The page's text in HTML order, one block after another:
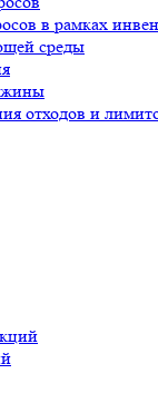
в рамках
среды
отходов и